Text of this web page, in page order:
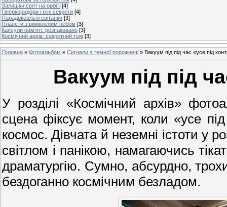
Залишки свят на орбіті [4]
Гіперкоридори і їхні секрети [4]
Парадоксальні світанки [3]
Планети з вимкненим небом [3]
Капсули пам’яті: розпаковано [3]
Космічний архів: секретний том [3]
Головна » Фотоальбом » Сигнали з темної порожнечі » Вакуум під під час «усе під
Вакуум під під
У розділі «Космічний архів»
сцена фіксує момент, коли «усе
космос. Дівчата й неземні істоти у
світлом і панікою, намагаючись
драматургію. Сумно, абсурдно,
бездоганно космічним безладом.